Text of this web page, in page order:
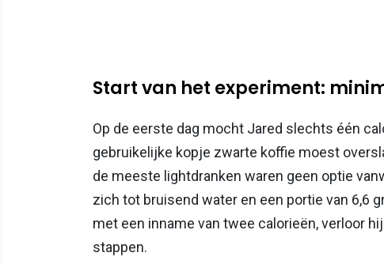
Start van het experiment:
Op de eerste dag mocht Jared slechts één
gebruikelijke kopje zwarte koffie moest
de meeste lightdranken waren geen optie
zich tot bruisend water en een portie van 6,6
met een inname van twee calorieën, verloor
stappen.